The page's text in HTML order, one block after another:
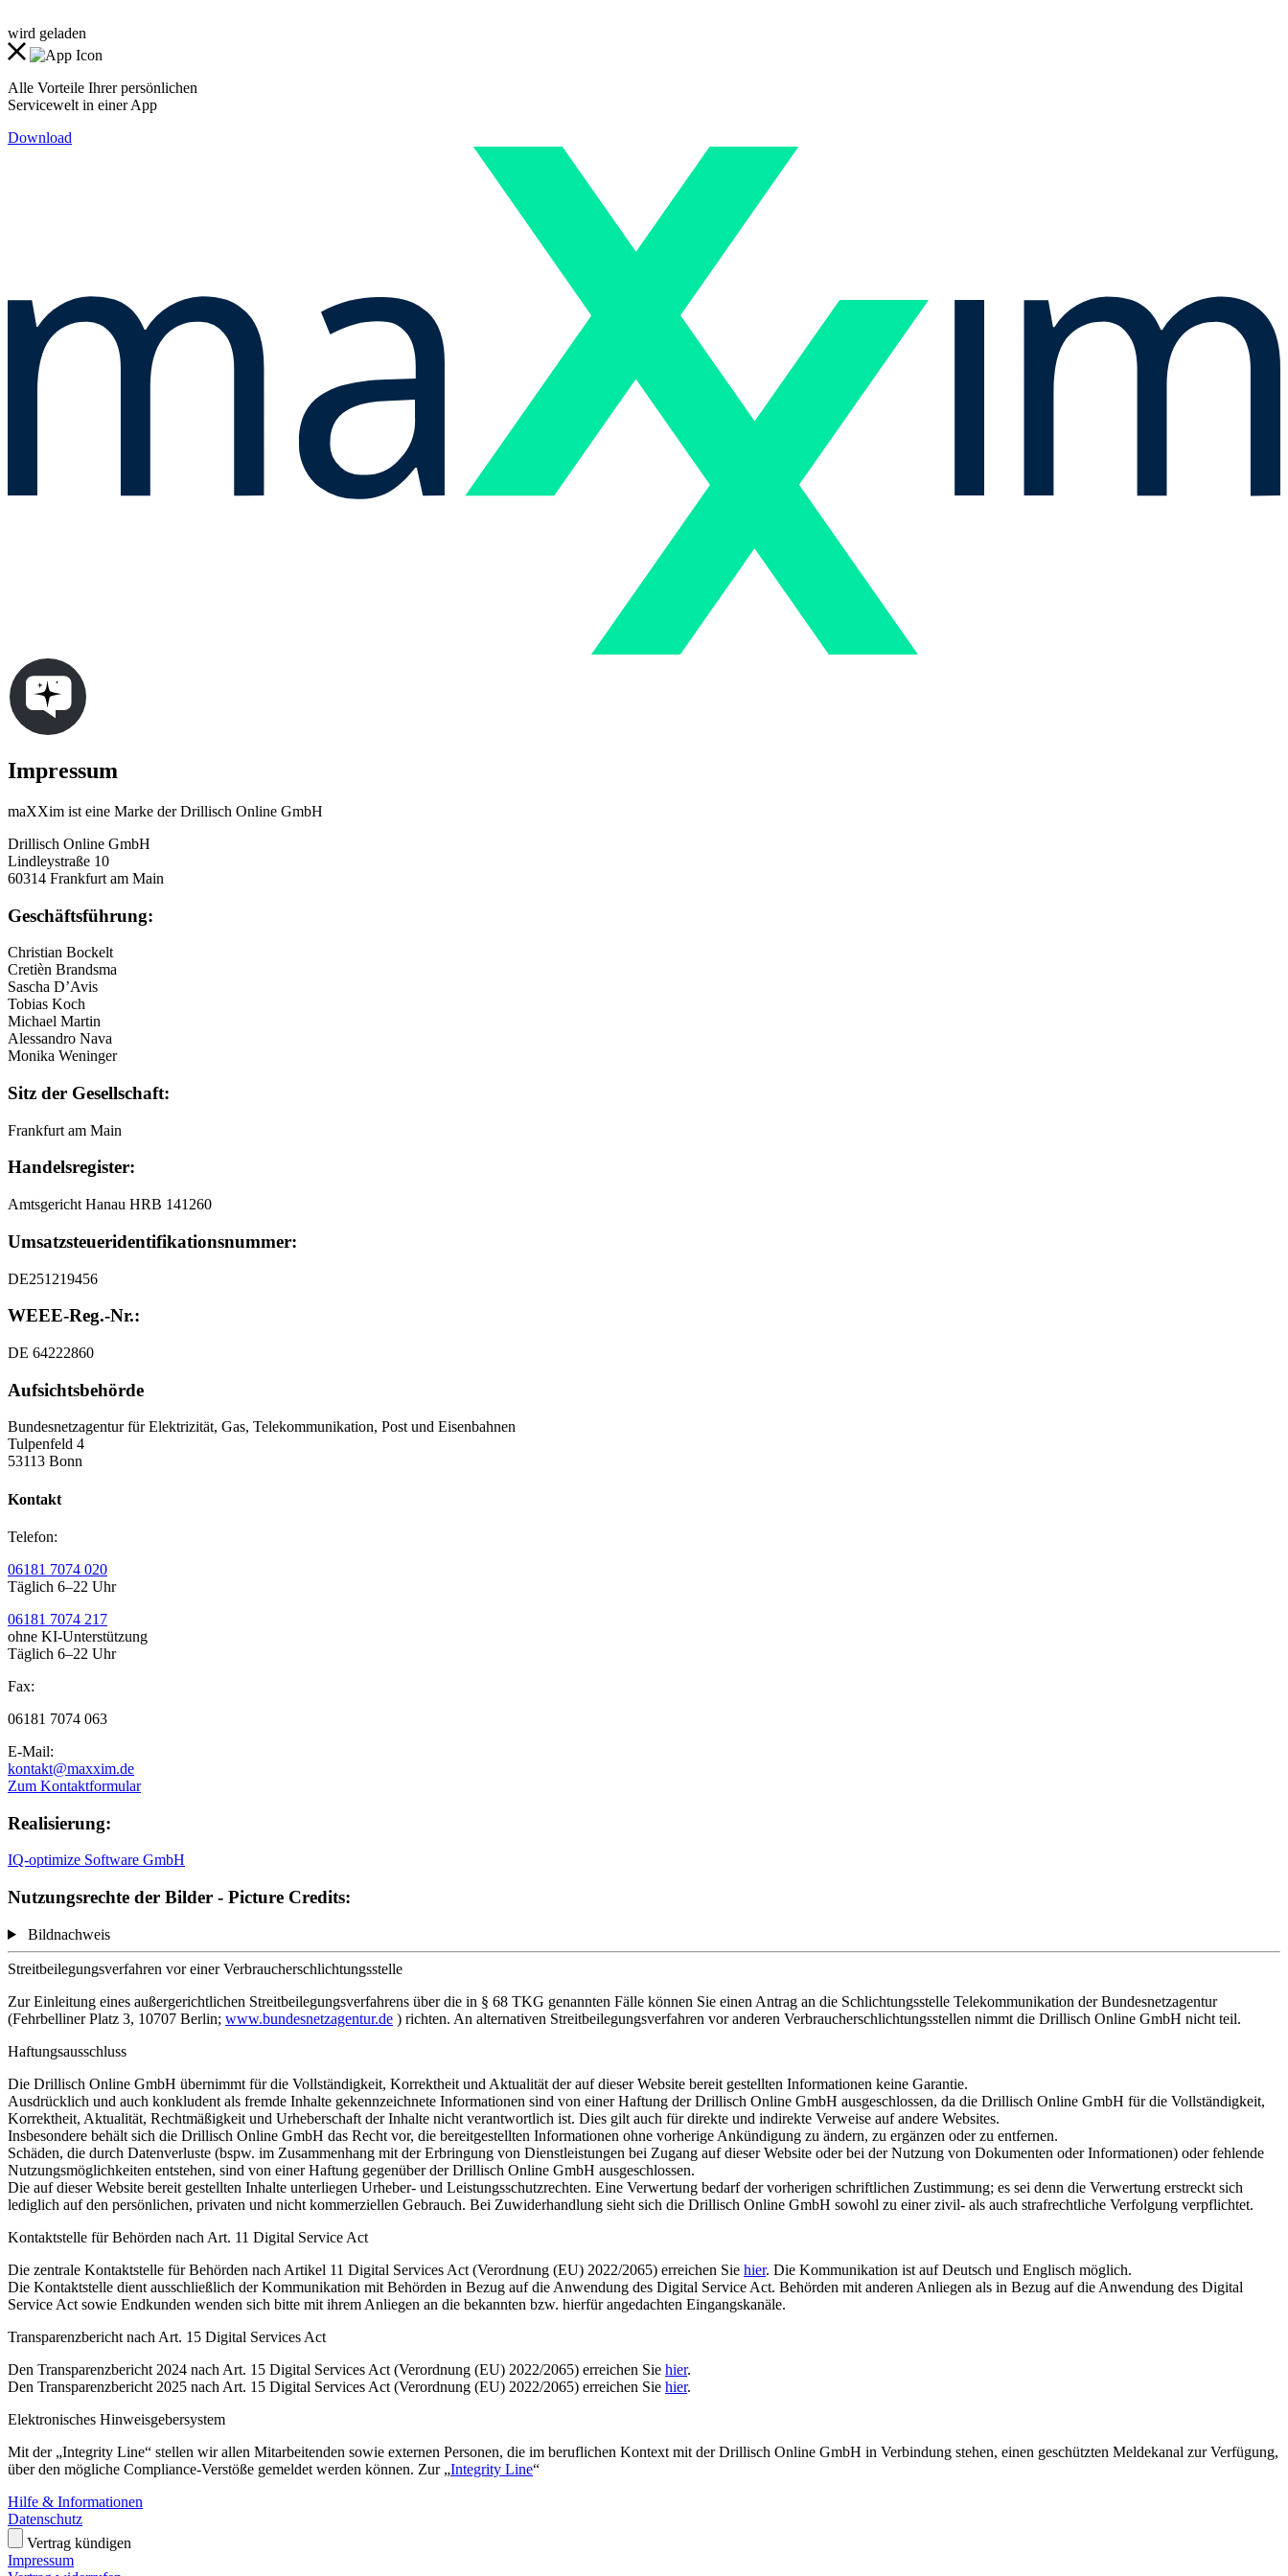
wird geladen
Alle Vorteile Ihrer persönlichen
Servicewelt in einer App
Download
Impressum
maXXim ist eine Marke der Drillisch Online GmbH
Drillisch Online GmbH
Lindleystraße 10
60314 Frankfurt am Main
Geschäftsführung:
Christian Bockelt
Cretièn Brandsma
Sascha D’Avis
Tobias Koch
Michael Martin
Alessandro Nava
Monika Weninger
Sitz der Gesellschaft:
Frankfurt am Main
Handelsregister:
Amtsgericht Hanau HRB 141260
Umsatzsteuer­identifikationsnummer:
DE251219456
WEEE-Reg.-Nr.:
DE 64222860
Aufsichtsbehörde
Bundesnetzagentur für Elektrizität, Gas, Telekommunikation, Post und Eisenbahnen
Tulpenfeld 4
53113 Bonn
Kontakt
Telefon:
06181 7074 020
Täglich 6–22 Uhr
06181 7074 217
ohne KI-Unterstützung
Täglich 6–22 Uhr
Fax:
06181 7074 063
E-Mail:
kontakt@maxxim.de
Zum Kontaktformular
Realisierung:
IQ-optimize Software GmbH
Nutzungsrechte der Bilder - Picture Credits:
Bildnachweis
Streitbeilegungsverfahren vor einer Verbraucherschlichtungsstelle
Zur Einleitung eines außergerichtlichen Streitbeilegungsverfahrens über die in § 68 TKG genannten Fälle können Sie einen Antrag an die Schlichtungsstelle Telekommunikation der Bundesnetzagentur
(Fehrbelliner Platz 3, 10707 Berlin; www.bundesnetzagentur.de ) richten. An alternativen Streitbeilegungsverfahren vor anderen Verbraucherschlichtungsstellen nimmt die Drillisch Online GmbH nicht teil.
Haftungsausschluss
Die Drillisch Online GmbH übernimmt für die Vollständigkeit, Korrektheit und Aktualität der auf dieser Website bereit gestellten Informationen keine Garantie.
Ausdrücklich und auch konkludent als fremde Inhalte gekennzeichnete Informationen sind von einer Haftung der Drillisch Online GmbH ausgeschlossen, da die Drillisch Online GmbH für die Vollständigkeit,
Korrektheit, Aktualität, Rechtmäßigkeit und Urheberschaft der Inhalte nicht verantwortlich ist. Dies gilt auch für direkte und indirekte Verweise auf andere Websites.
Insbesondere behält sich die Drillisch Online GmbH das Recht vor, die bereitgestellten Informationen ohne vorherige Ankündigung zu ändern, zu ergänzen oder zu entfernen.
Schäden, die durch Datenverluste (bspw. im Zusammenhang mit der Erbringung von Dienstleistungen bei Zugang auf dieser Website oder bei der Nutzung von Dokumenten oder Informationen) oder fehlende
Nutzungsmöglichkeiten entstehen, sind von einer Haftung gegenüber der Drillisch Online GmbH ausgeschlossen.
Die auf dieser Website bereit gestellten Inhalte unterliegen Urheber- und Leistungsschutzrechten. Eine Verwertung bedarf der vorherigen schriftlichen Zustimmung; es sei denn die Verwertung erstreckt sich
lediglich auf den persönlichen, privaten und nicht kommerziellen Gebrauch. Bei Zuwiderhandlung sieht sich die Drillisch Online GmbH sowohl zu einer zivil- als auch strafrechtliche Verfolgung verpflichtet.
Kontaktstelle für Behörden nach Art. 11 Digital Service Act
Die zentrale Kontaktstelle für Behörden nach Artikel 11 Digital Services Act (Verordnung (EU) 2022/2065) erreichen Sie hier. Die Kommunikation ist auf Deutsch und Englisch möglich.
Die Kontaktstelle dient ausschließlich der Kommunikation mit Behörden in Bezug auf die Anwendung des Digital Service Act. Behörden mit anderen Anliegen als in Bezug auf die Anwendung des Digital
Service Act sowie Endkunden wenden sich bitte mit ihrem Anliegen an die bekannten bzw. hierfür angedachten Eingangskanäle.
Transparenzbericht nach Art. 15 Digital Services Act
Den Transparenzbericht 2024 nach Art. 15 Digital Services Act (Verordnung (EU) 2022/2065) erreichen Sie hier.
Den Transparenzbericht 2025 nach Art. 15 Digital Services Act (Verordnung (EU) 2022/2065) erreichen Sie hier.
Elektronisches Hinweisgebersystem
Mit der „Integrity Line“ stellen wir allen Mitarbeitenden sowie externen Personen, die im beruflichen Kontext mit der Drillisch Online GmbH in Verbindung stehen, einen geschützten Meldekanal zur Verfügung,
über den mögliche Compliance-Verstöße gemeldet werden können. Zur „Integrity Line“
Hilfe & Informationen
Datenschutz
Vertrag kündigen
Impressum